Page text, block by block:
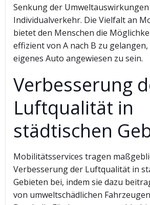
Senkung der
Individualverkehr. Die Vielfalt an
bietet den Menschen die
effizient von A nach B zu
eigenes Auto angewiesen zu sein.
Verbesserung
Luftqualität in
städtischen
Mobilitätsservices tragen
Verbesserung der Luftqualität in
Gebieten bei, indem sie dazu
von umweltschädlichen